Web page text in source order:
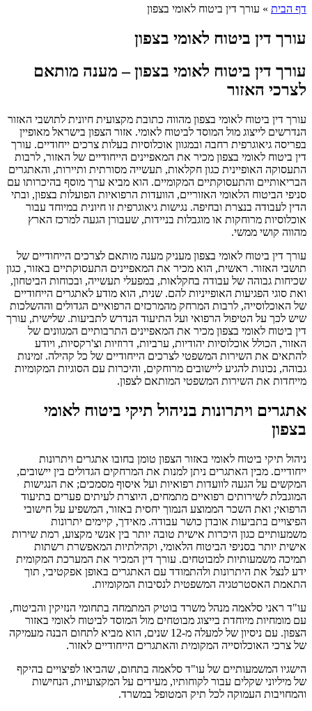
דף הבית » עורך דין ביטוח לאומי בצפון
עורך דין ביטוח לאומי בצפון
עורך דין ביטוח לאומי בצפון – מענה מותאם
לצרכי האזור
עורך דין ביטוח לאומי בצפון מהווה כתובת מקצועית חיונית לתושבי האזור
הנדרשים לייצוג מול המוסד לביטוח לאומי. אזור הצפון בישראל מאופיין
בפריסה גיאוגרפית רחבה ובמגוון אוכלוסיות בעלות צרכים ייחודיים. עורך
דין ביטוח לאומי בצפון מכיר את המאפיינים הייחודיים של האזור, לרבות
התעסוקה האופיינית כגון חקלאות, תעשייה מסורתית ותיירות, והאתגרים
הבריאותיים והתעסוקתיים המקומיים. הוא מביא ערך מוסף בהיכרותו עם
סניפי הביטוח הלאומי האזוריים, הוועדות הרפואיות הפועלות בצפון, ובתי
הדין לעבודה בנצרת ובחיפה. נגישות גיאוגרפית זו חיונית במיוחד עבור
אוכלוסיות מרוחקות או מוגבלות בניידות, שעבורן הגעה למרכז הארץ
מהווה קושי ממשי.
עורך דין ביטוח לאומי בצפון מעניק מענה מותאם לצרכים הייחודיים של
תושבי האזור. ראשית, הוא מכיר את המאפיינים התעסוקתיים באזור, כגון
שכיחות גבוהה של עבודה בחקלאות, במפעלי תעשייה, ובכוחות הביטחון,
ואת סוגי הפגיעות האופייניות להם. שנית, הוא מודע לאתגרים הייחודיים
של האוכלוסייה, לרבות המרחק מהמרכזים הרפואיים הגדולים וההשלכות
שיש לכך על הטיפול הרפואי ועל התיעוד הנדרש לתביעות. שלישית, עורך
דין ביטוח לאומי בצפון מכיר את המאפיינים התרבותיים המגוונים של
האזור, הכולל אוכלוסיות יהודיות, ערביות, דרוזיות וצ'רקסיות, ויודע
להתאים את השירות המשפטי לצרכים הייחודיים של כל קהילה. זמינות
גבוהה, נכונות להגיע ליישובים מרוחקים, והיכרות עם הסוגיות המקומיות
מייחדות את השירות המשפטי המותאם לצפון.
אתגרים ויתרונות בניהול תיקי ביטוח לאומי
בצפון
ניהול תיקי ביטוח לאומי באזור הצפון טומן בחובו אתגרים ויתרונות
ייחודיים. מבין האתגרים ניתן למנות את המרחקים הגדולים בין יישובים,
המקשים על הגעה לוועדות רפואיות ועל איסוף מסמכים; את הנגישות
המוגבלת לשירותים רפואיים מתמחים, היוצרת לעיתים פערים בתיעוד
הרפואי; ואת השכר הממוצע הנמוך יחסית באזור, המשפיע על חישובי
הפיצויים בתביעות אובדן כושר עבודה. מאידך, קיימים יתרונות
משמעותיים כגון היכרות אישית טובה יותר בין אנשי מקצוע, רמת שירות
אישית יותר בסניפי הביטוח הלאומי, וקהילתיות המאפשרת רשתות
תמיכה משמעותיות למבוטחים. עורך דין המכיר את המערכת המקומית
ידע לנצל את היתרונות ולהתמודד עם האתגרים באופן אפקטיבי, תוך
התאמת האסטרטגיה המשפטית לנסיבות המקומיות.
עו"ד ראני סלאמה מנהל משרד בוטיק המתמחה בתחומי הנזיקין והביטוח,
עם מומחיות מיוחדת בייצוג מבוטחים מול המוסד לביטוח לאומי באזור
הצפון. עם ניסיון של למעלה מ-12 שנים, הוא מביא לתחום הבנה מעמיקה
של צרכי האוכלוסייה המקומית והאתגרים הייחודיים לאזור.
הישגיו המשמעותיים של עו"ד סלאמה בתחום, שהביאו לפיצויים בהיקף
של מיליוני שקלים עבור לקוחותיו, מעידים על המקצועיות, הנחישות
והמחויבות העמוקה לכל תיק המטופל במשרד.